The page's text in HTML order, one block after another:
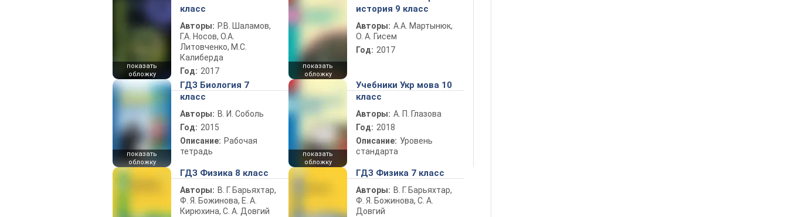
показать
обложку
класс
Авторы: Р.В. Шаламов,
Г.А. Носов, О.А.
Литовченко, М.С.
Калиберда
Год: 2017
показать
обложку
история 9 класс
Авторы: А.А. Мартынюк,
О. А. Гисем
Год: 2017
показать
обложку
ГДЗ Биология 7
класс
Авторы: В. И. Соболь
Год: 2015
Описание: Рабочая
тетрадь
показать
обложку
Учебники Укр мова 10
класс
Авторы: А. П. Глазова
Год: 2018
Описание: Уровень
стандарта
ГДЗ Физика 8 класс
Авторы: В. Г. Барьяхтар,
Ф. Я. Божинова, Е. А.
Кирюхина, С. А. Довгий
ГДЗ Физика 7 класс
Авторы: В. Г. Барьяхтар,
Ф. Я. Божинова, С. А.
Довгий